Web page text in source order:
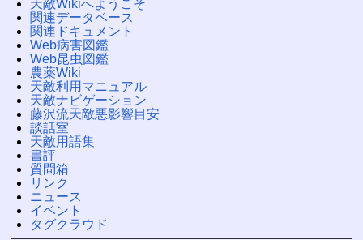
天敵Wikiへようこそ
関連データベース
関連ドキュメント
Web病害図鑑
Web昆虫図鑑
農薬Wiki
天敵利用マニュアル
天敵ナビゲーション
藤沢流天敵悪影響目安
談話室
天敵用語集
書評
質問箱
リンク
ニュース
イベント
タグクラウド